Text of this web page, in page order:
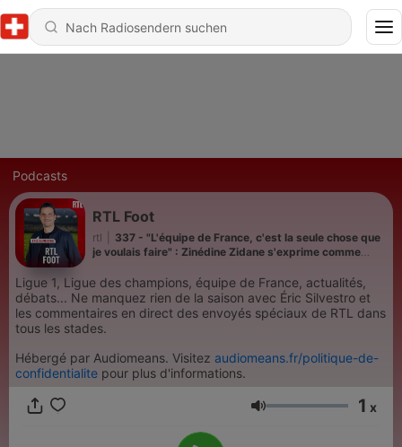
Podcasts
RTL Foot
rtl
337 - "L'équipe de France, c'est la seule chose que
je voulais faire" : Zinédine Zidane s'exprime comme
Ligue 1, Ligue des champions, équipe de France, actualités,
débats... Ne manquez rien de la saison avec Éric Silvestro et
les commentaires en direct des envoyés spéciaux de RTL dans
tous les stades.
Hébergé par Audiomeans. Visitez audiomeans.fr/politique-de-
confidentialite pour plus d'informations.
Lautstärke 1 x